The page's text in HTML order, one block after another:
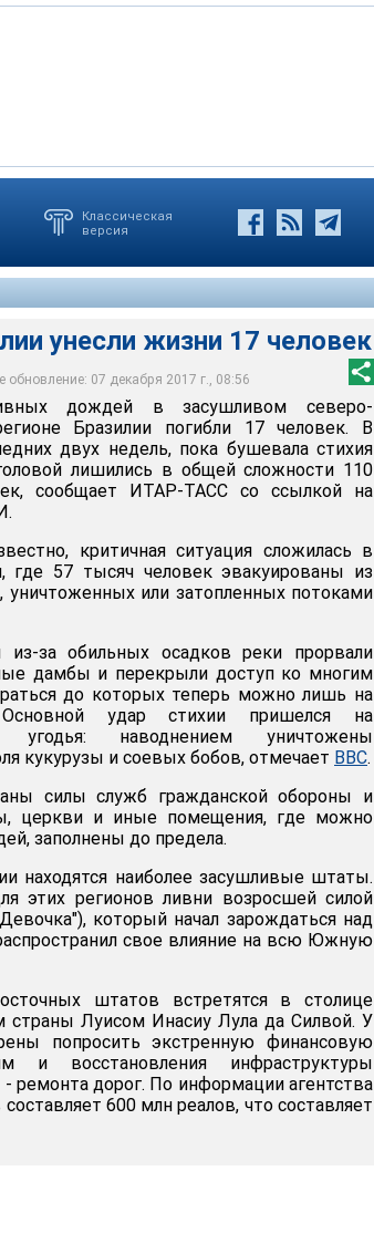
Классическая
версия
унесли жизни 17 человек
обновление: 07 декабря 2017 г., 08:56
восточном регионе Бразилии погибли
стихия крыши над головой
в штате Пиауи, где 57 тысяч
или затопленных потоками
дождей в засушливом северо-
Бразилии погибли 17 человек. В
двух недель, пока бушевала стихия
лишились в общей сложности 110
сообщает ИТАР-ТАСС со ссылкой на
критичная ситуация сложилась в
где 57 тысяч человек эвакуированы из
уничтоженных или затопленных потоками
из-за обильных осадков реки прорвали
дамбы и перекрыли доступ ко многим
до которых теперь можно лишь на
Основной удар стихии пришелся на
угодья: наводнением уничтожены
кукурузы и соевых бобов, отмечает BBC.
силы служб гражданской обороны и
церкви и иные помещения, где можно
заполнены до предела.
находятся наиболее засушливые штаты.
этих регионов ливни возросшей силой
который начал зарождаться над
свое влияние на всю Южную
штатов встретятся в столице
страны Луисом Инасиу Лула да Силвой. У
попросить экстренную финансовую
восстановления инфраструктуры
ремонта дорог. По информации агентства
600 млн реалов, что составляет